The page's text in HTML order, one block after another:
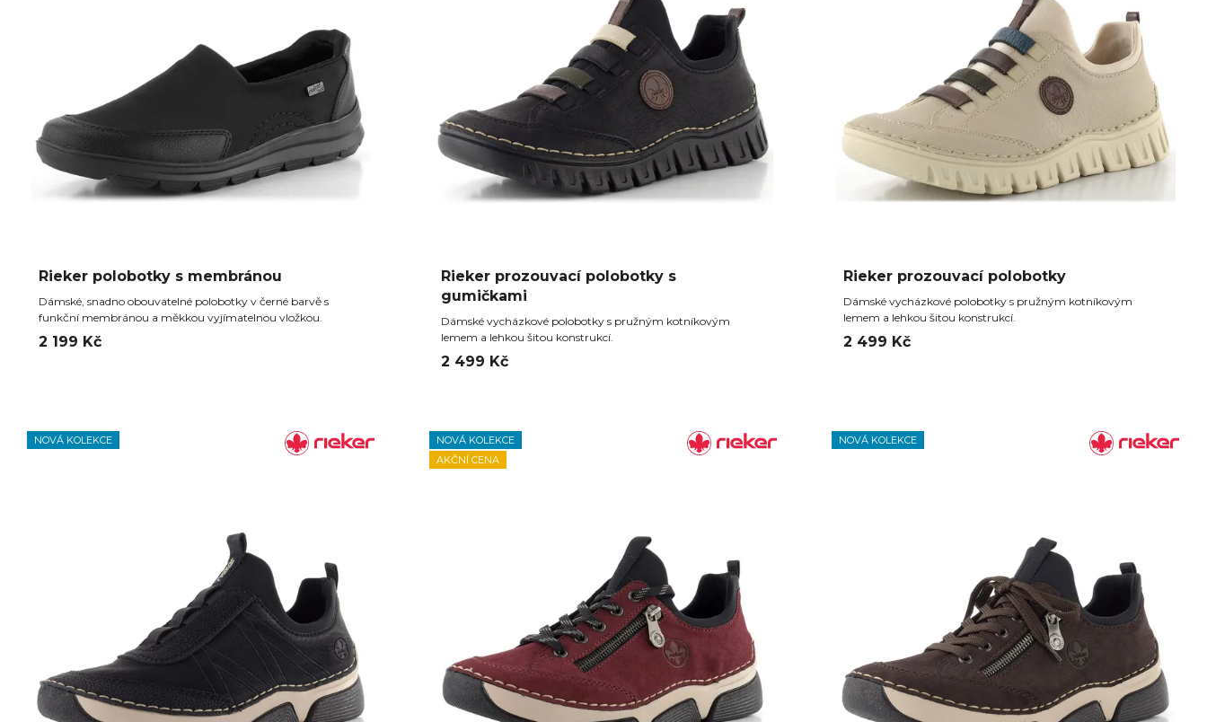
Rieker polobotky s membránou
Dámské, snadno obouvatelné polobotky v černé barvě s
funkční membránou a měkkou vyjímatelnou vložkou.
2 199 Kč
Rieker prozouvací polobotky s
gumičkami
Dámské vycházkové polobotky s pružným kotníkovým
lemem a lehkou šitou konstrukcí.
2 499 Kč
Rieker prozouvací polobotky
Dámské vycházkové polobotky s pružným kotníkovým
lemem a lehkou šitou konstrukcí.
2 499 Kč
NOVÁ KOLEKCE
NOVÁ KOLEKCE
AKČNÍ CENA
NOVÁ KOLEKCE